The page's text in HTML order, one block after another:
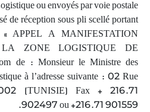
ou envoyés par voie postale
de réception sous pli scellé portant
APPEL A MANIFESTATION
LA ZONE LOGISTIQUE DE
de : Monsieur le Ministre des
à l’adresse suivante : 02 Rue
(TUNISIE) Fax + 216.71
902497 ou +216.71 901559.